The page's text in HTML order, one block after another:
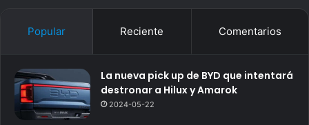
Popular Reciente Comentarios
La nueva pick up de BYD que intentará
destronar a Hilux y Amarok
2024-05-22